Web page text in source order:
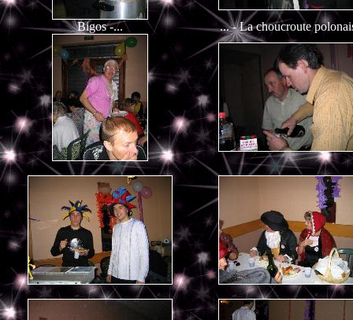
Bigos -... ... - La choucroute